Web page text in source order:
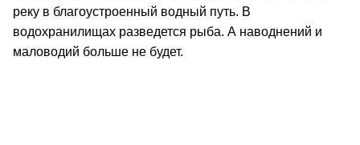
реку в благоустроенный водный путь. В
водохранилищах разведется рыба. А наводнений и
маловодий больше не будет.